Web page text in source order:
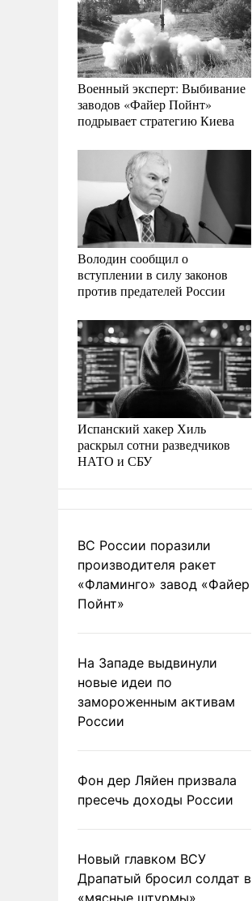
Военный эксперт: Выбивание
заводов «Файер Пойнт»
подрывает стратегию Киева
Володин сообщил о
вступлении в силу законов
против предателей России
Испанский хакер Хиль
раскрыл сотни разведчиков
НАТО и СБУ
ВС России поразили
производителя ракет
«Фламинго» завод «Файер
Пойнт»
На Западе выдвинули
новые идеи по
замороженным активам
России
Фон дер Ляйен призвала
пресечь доходы России
Новый главком ВСУ
Драпатый бросил солдат в
«мясные штурмы»